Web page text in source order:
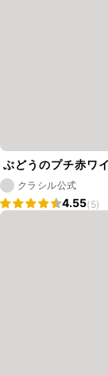
ぶどうのプチ赤ワ
クラシル公式
4.55(5)